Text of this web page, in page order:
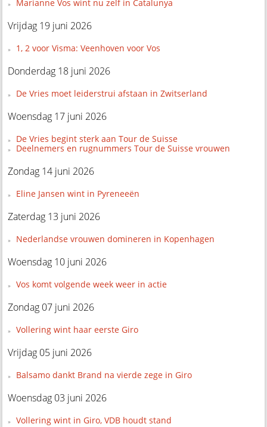
Marianne Vos wint nu zelf in Catalunya
Vrijdag 19 juni 2026
1, 2 voor Visma: Veenhoven voor Vos
Donderdag 18 juni 2026
De Vries moet leiderstrui afstaan in Zwitserland
Woensdag 17 juni 2026
De Vries begint sterk aan Tour de Suisse
Deelnemers en rugnummers Tour de Suisse vrouwen
Zondag 14 juni 2026
Eline Jansen wint in Pyreneeën
Zaterdag 13 juni 2026
Nederlandse vrouwen domineren in Kopenhagen
Woensdag 10 juni 2026
Vos komt volgende week weer in actie
Zondag 07 juni 2026
Vollering wint haar eerste Giro
Vrijdag 05 juni 2026
Balsamo dankt Brand na vierde zege in Giro
Woensdag 03 juni 2026
Vollering wint in Giro, VDB houdt stand